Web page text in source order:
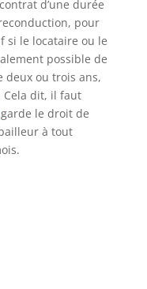
d’une durée
pour
si le locataire ou le
possible de
deux ou trois ans,
Cela dit, il faut
garde le droit de
à tout